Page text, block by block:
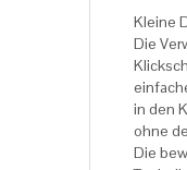
Kleine
Die
in den
ohne
Die